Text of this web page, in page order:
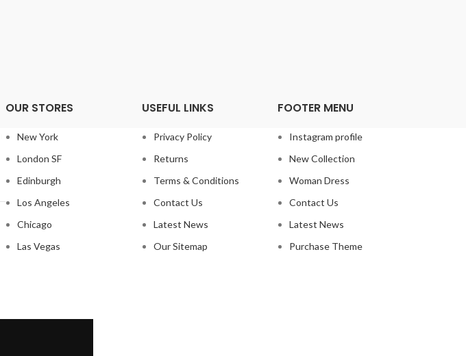
OUR STORES
New York
London SF
Edinburgh
Los Angeles
Chicago
Las Vegas
USEFUL LINKS
Privacy Policy
Returns
Terms & Conditions
Contact Us
Latest News
Our Sitemap
FOOTER MENU
Instagram profile
New Collection
Woman Dress
Contact Us
Latest News
Purchase Theme